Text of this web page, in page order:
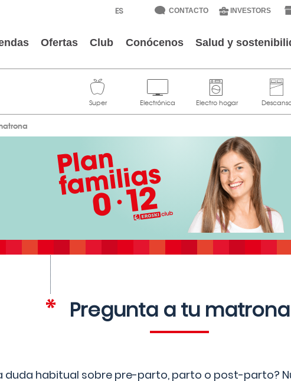
CONTACTO INVESTORS
Ofertas Club Conócenos Salud y
Pregunta a tu matrona
duda habitual sobre pre-parto, parto o post-parto?